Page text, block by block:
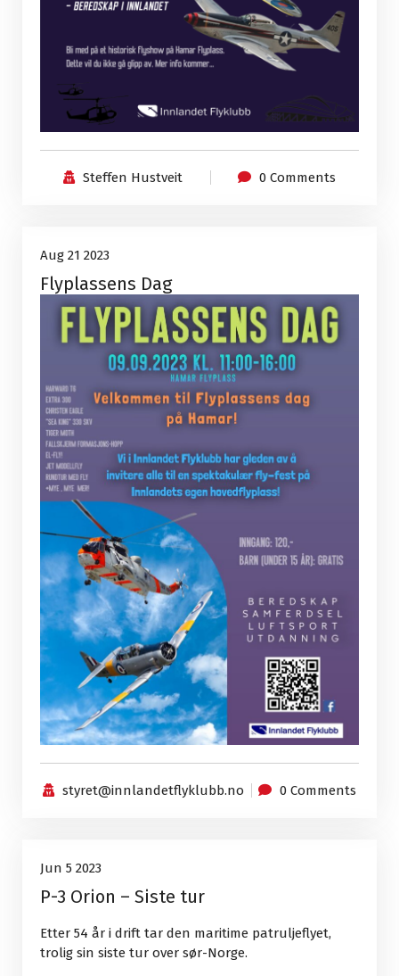
Steffen Hustveit 0 Comments
21
Aug, 2023
Aug 21 2023
Flyplassens Dag
styret@innlandetflyklubb.no 0 Comments
5
Jun, 2023
Jun 5 2023
P-3 Orion – Siste tur
Etter 54 år i drift tar den maritime patruljeflyet,
trolig sin siste tur over sør-Norge.